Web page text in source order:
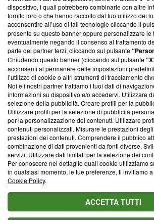
‘Trust Project - News with Integrity’Blasting
ancora membro del programma, ma ha
parte; Trust Project non ha ancora
conformità agli standard.
Su di noi
Team editoriale
Corporate
Redazione
Informativa Privacy
Cookie Policy
Blasting SA, IDI CHE-247.845.224, Via
Lugano (Svizzera) Tel:+39 0690258937
© 2026 Blasting News
dispositivo, i quali potrebbero combinarle con altre
fornito loro o che hanno raccolto dal tuo utilizzo dei
acconsentire all’uso di tali tecnologie cliccando il
presente su questo banner oppure personalizzare le
eventualmente negando il consenso al trattamento
parte dei partner terzi, cliccando sul pulsante
Chiudendo questo banner (cliccando sul pulsante
acconsenti al permanere delle impostazioni
l’utilizzo di cookie o altri strumenti di tracciamento
Noi e i nostri partner trattiamo i tuoi dati di
informazioni su dispositivo e/o accedervi. Utilizzare
selezione della pubblicità. Creare profili per la
Utilizzare profili per la selezione di pubblicità
per la personalizzazione dei contenuti. Utilizzare
contenuti personalizzati. Misurare le prestazioni
prestazioni dei contenuti. Comprendere il pubblico
combinazione di dati provenienti da fonti diverse.
servizi. Utilizzare dati limitati per la selezione dei
Per conoscere nel dettaglio quali cookie utilizziamo
in qualsiasi momento, le tue preferenze, ti invitiamo
Cookie Policy.
ACCETTA TUTTI